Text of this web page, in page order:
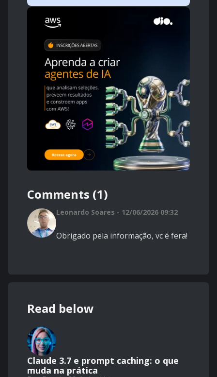
Comments (1)
Leonardo Soares - 12/06/2026 09:32
Obrigado pela informação, vc é fera!
Read below
Claude 3.7 e prompt caching: o que
muda na prática